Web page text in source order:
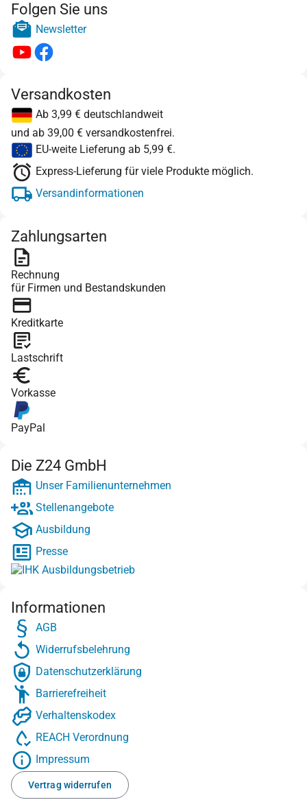
Folgen Sie uns
Newsletter
Versandkosten
Ab 3,99 € deutschlandweit
und ab 39,00 € versandkostenfrei.
EU-weite Lieferung ab 5,99 €.
Express-Lieferung für viele Produkte möglich.
Versandinformationen
Zahlungsarten
Rechnung
für Firmen und Bestandskunden
Kreditkarte
Lastschrift
Vorkasse
PayPal
Die Z24 GmbH
Unser Familienunternehmen
Stellenangebote
Ausbildung
Presse
Informationen
AGB
Widerrufsbelehrung
Datenschutzerklärung
Barrierefreiheit
Verhaltenskodex
REACH Verordnung
Impressum
Vertrag widerrufen